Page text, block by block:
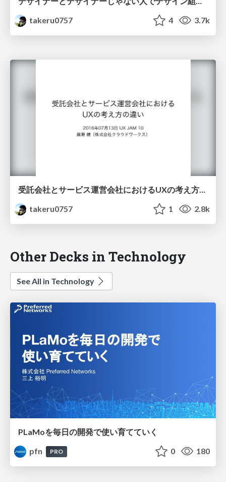
takeru0757
4 3.7k
takeru0757
1 2.8k
Other Decks in Technology
See All in Technology
PLaMoを毎日の開発で使い育てていく
pfn
PRO 0 180